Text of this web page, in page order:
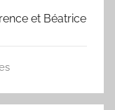
et Béatrice